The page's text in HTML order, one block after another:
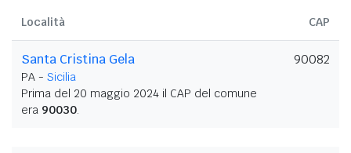
Località CAP
Santa Cristina Gela
PA - Sicilia
Prima del 20 maggio 2024 il CAP del comune
era 90030.
90082